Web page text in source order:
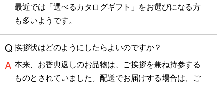
最近では「選べるカタログギフト」をお選びになる方
も多いようです。
挨拶状はどのようにしたらよいのですか？
本来、お香典返しのお品物は、ご挨拶を兼ね持参する
ものとされていました。配送でお届けする場合は、ご